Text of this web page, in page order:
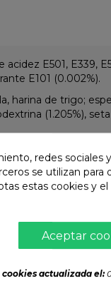
E501, E339,
E101 (0.002%).
harina de trigo;
(1.205%),
redes sociales y
se utilizan para
estas cookies y el
Aceptar
actualizada el: